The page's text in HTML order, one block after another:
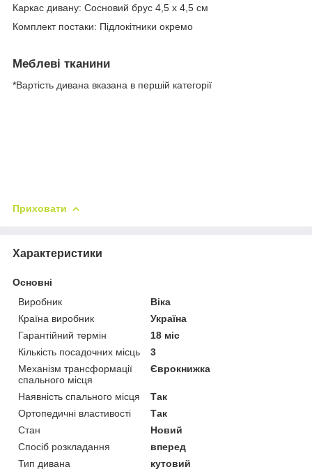
Каркас дивану: Сосновий брус 4,5 х 4,5 см
Комплект постаки: Підлокітники окремо
Меблеві тканини
*Вартість дивана вказана в першій категорії
Приховати
Характеристики
Основні
Виробник
Віка
Країна виробник
Україна
Гарантійний термін
18 міс
Кількість посадочних місць
3
Механізм трансформації
спального місця
Єврокнижка
Наявність спального місця
Так
Ортопедичні властивості
Так
Стан
Новий
Спосіб розкладання
вперед
Тип дивана
кутовий